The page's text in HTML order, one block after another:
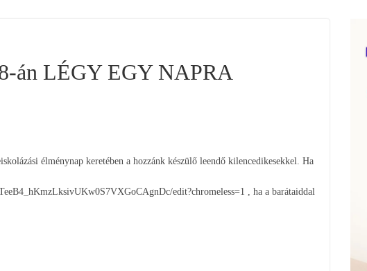
án LÉGY EGY NAPRA
élménynap keretében a hozzánk készülő leendő kilencedikesekkel. Ha
edit?chromeless=1 , ha a barátaiddal